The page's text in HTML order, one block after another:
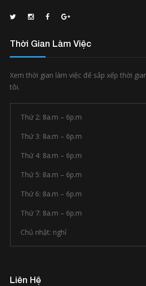
Thời Gian Làm Việc
Xem thời gian làm việc để sắp xếp thời
tôi.
Thứ 2: 8a.m – 6p.m
Thứ 3: 8a.m – 6p.m
Thứ 4: 8a.m – 6p.m
Thứ 5: 8a.m – 6p.m
Thứ 6: 8a.m – 6p.m
Thứ 7: 8a.m – 6p.m
Chủ nhật: nghỉ
Liên Hệ